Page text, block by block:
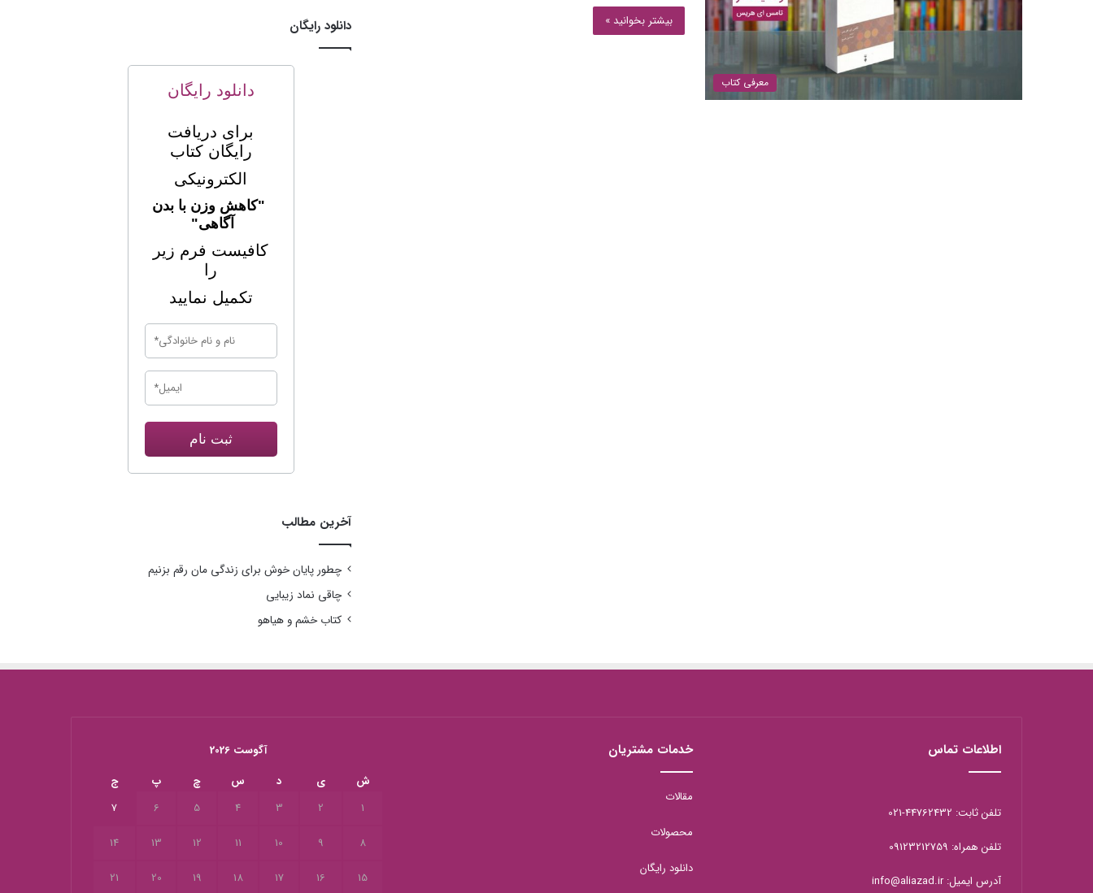
معرفی کتاب
بیشتر بخوانید »
دانلود رایگان
دانلود رایگان
برای دریافت
رایگان کتاب
الکترونیکی
"کاهش وزن با بدن
آگاهی"
کافیست فرم زیر
را
تکمیل نمایید
ثبت نام
آخرین مطالب
چطور پایان خوش برای زندگی مان رقم بزنیم
چاقی نماد زیبایی
کتاب خشم و هیاهو
اطلاعات تماس
تلفن ثابت: 44762432-021
تلفن همراه: 09123212759
آدرس ایمیل: info@aliazad.ir
خدمات مشتریان
مقالات
محصولات
دانلود رایگان
آگوست 2026
ش
ی د س چ پ
ج
1
2
3
4
5
6
7
8
9
10
11
12
13
14
15
16
17
18
19
20
21